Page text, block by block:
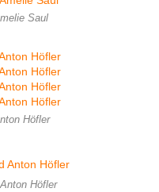
Saul
Höfler
Höfler